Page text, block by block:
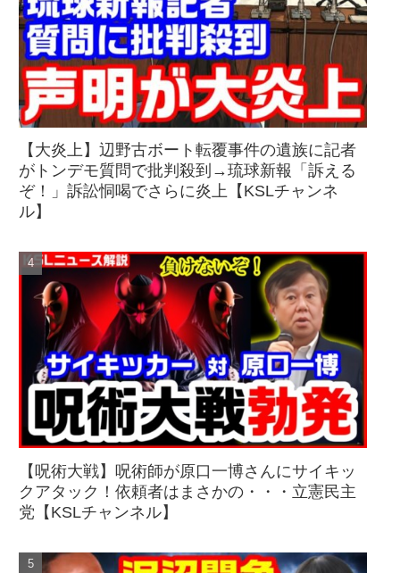
【大炎上】辺野古ボート転覆事件の遺族に記者
がトンデモ質問で批判殺到→琉球新報「訴える
ぞ！」訴訟恫喝でさらに炎上【KSLチャンネ
ル】
【呪術大戦】呪術師が原口一博さんにサイキッ
クアタック！依頼者はまさかの・・・立憲民主
党【KSLチャンネル】